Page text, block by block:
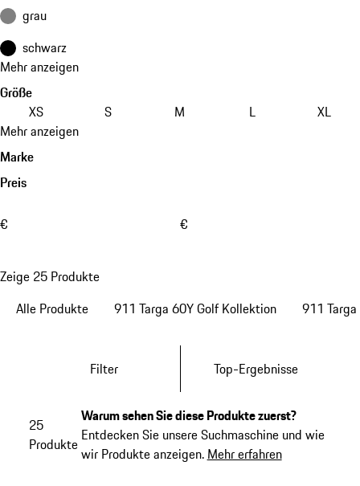
grau
schwarz
Mehr anzeigen
Größe
XS
S M L
XL
Mehr anzeigen
Marke
Preis
€ €
Zeige 25 Produkte
Alle Produkte
911 Targa 60Y Golf Kollektion 911
Filter Top-Ergebnisse
25
Produkte
Warum sehen Sie diese Produkte zuerst?
Entdecken Sie unsere Suchmaschine und wie
wir Produkte anzeigen. Mehr erfahren